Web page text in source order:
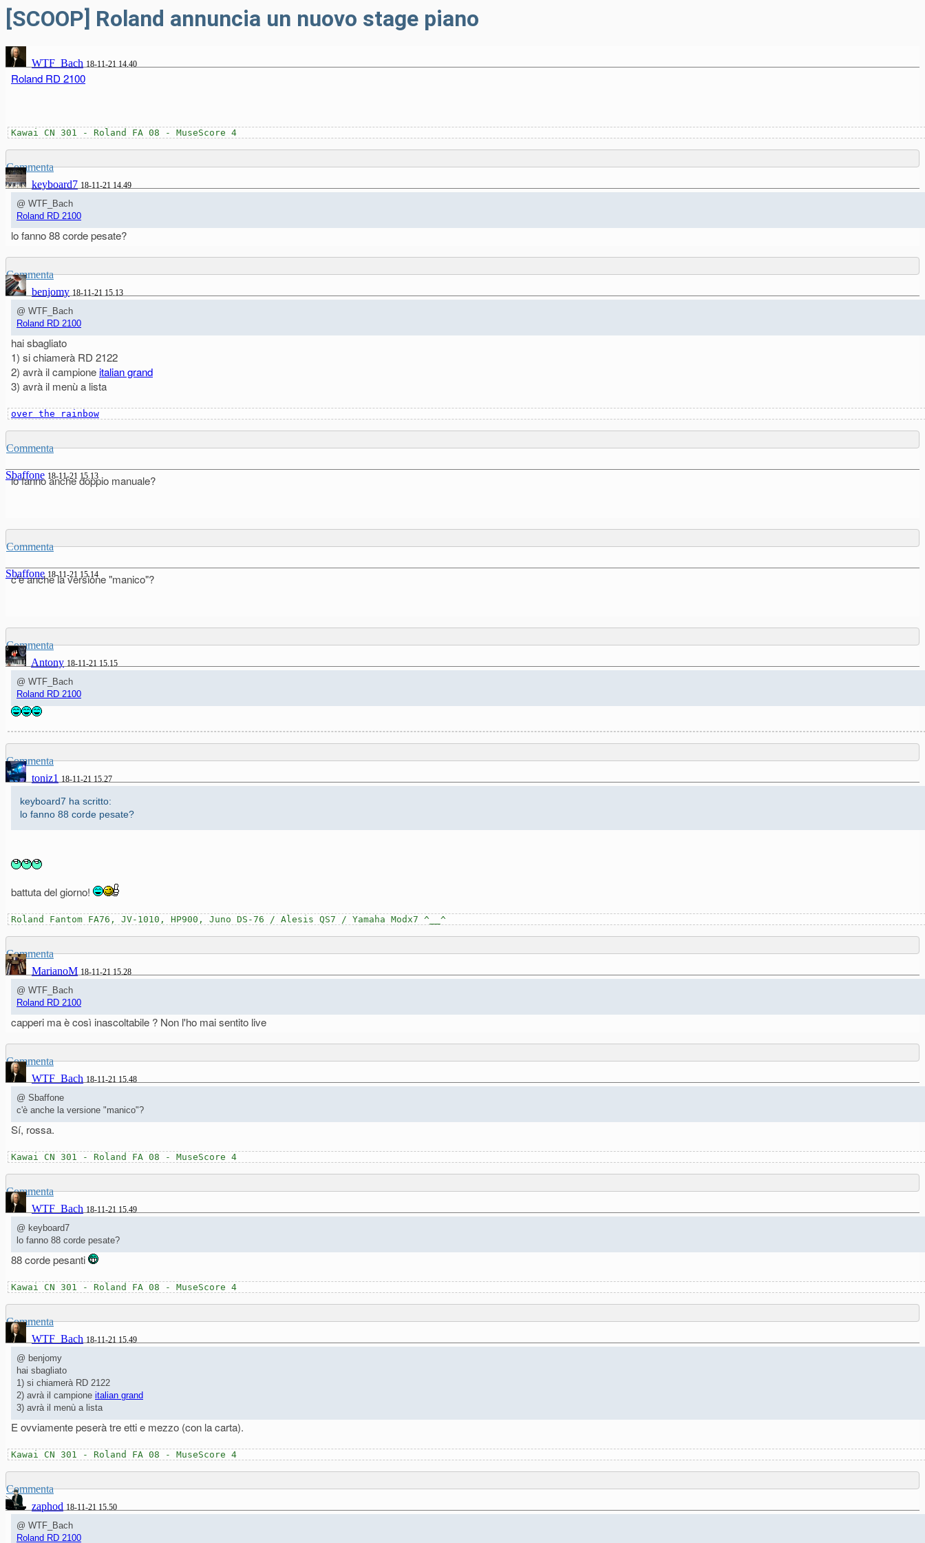
[SCOOP] Roland annuncia un nuovo stage piano
WTF_Bach 18-11-21 14.40
Roland RD 2100
Kawai CN 301 - Roland FA 08 - MuseScore 4
Commenta
keyboard7 18-11-21 14.49
@ WTF_Bach
Roland RD 2100
lo fanno 88 corde pesate?
Commenta
benjomy 18-11-21 15.13
@ WTF_Bach
Roland RD 2100
hai sbagliato
1) si chiamerà RD 2122
2) avrà il campione italian grand
3) avrà il menù a lista
over the rainbow
Commenta
Sbaffone 18-11-21 15.13
lo fanno anche doppio manuale?
Commenta
Sbaffone 18-11-21 15.14
c'è anche la versione "manico"?
Commenta
Antony 18-11-21 15.15
@ WTF_Bach
Roland RD 2100
Commenta
toniz1 18-11-21 15.27
keyboard7 ha scritto:
lo fanno 88 corde pesate?
battuta del giorno!
Roland Fantom FA76, JV-1010, HP900, Juno DS-76 / Alesis QS7 / Yamaha Modx7 ^__^
Commenta
MarianoM 18-11-21 15.28
@ WTF_Bach
Roland RD 2100
capperi ma è così inascoltabile ? Non l'ho mai sentito live
Commenta
WTF_Bach 18-11-21 15.48
@ Sbaffone
c'è anche la versione "manico"?
Sí, rossa.
Kawai CN 301 - Roland FA 08 - MuseScore 4
Commenta
WTF_Bach 18-11-21 15.49
@ keyboard7
lo fanno 88 corde pesate?
88 corde pesanti
Kawai CN 301 - Roland FA 08 - MuseScore 4
Commenta
WTF_Bach 18-11-21 15.49
@ benjomy
hai sbagliato
1) si chiamerà RD 2122
2) avrà il campione italian grand
3) avrà il menù a lista
E ovviamente peserà tre etti e mezzo (con la carta).
Kawai CN 301 - Roland FA 08 - MuseScore 4
Commenta
zaphod 18-11-21 15.50
@ WTF_Bach
Roland RD 2100